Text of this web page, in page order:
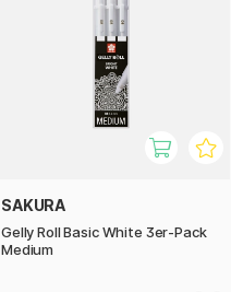
SAKURA
Gelly Roll Basic White 3er-Pack
Medium